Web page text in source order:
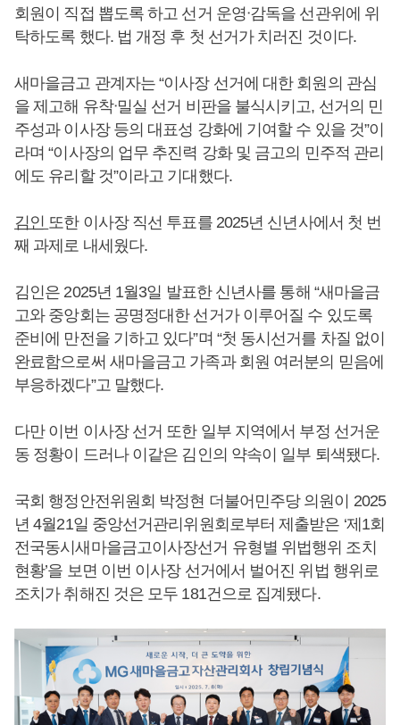
회원이 직접 뽑도록 하고 선거 운영ᐧ감독을 선관위에 위
탁하도록 했다. 법 개정 후 첫 선거가 치러진 것이다.
새마을금고 관계자는 “이사장 선거에 대한 회원의 관심
을 제고해 유착ᐧ밀실 선거 비판을 불식시키고, 선거의 민
주성과 이사장 등의 대표성 강화에 기여할 수 있을 것”이
라며 “이사장의 업무 추진력 강화 및 금고의 민주적 관리
에도 유리할 것”이라고 기대했다.
김인 또한 이사장 직선 투표를 2025년 신년사에서 첫 번
째 과제로 내세웠다.
김인은 2025년 1월3일 발표한 신년사를 통해 “새마을금
고와 중앙회는 공명정대한 선거가 이루어질 수 있도록
준비에 만전을 기하고 있다”며 “첫 동시선거를 차질 없이
완료함으로써 새마을금고 가족과 회원 여러분의 믿음에
부응하겠다”고 말했다.
다만 이번 이사장 선거 또한 일부 지역에서 부정 선거운
동 정황이 드러나 이같은 김인의 약속이 일부 퇴색됐다.
국회 행정안전위원회 박정현 더불어민주당 의원이 2025
년 4월21일 중앙선거관리위원회로부터 제출받은 ‘제1회
전국동시새마을금고이사장선거 유형별 위법행위 조치
현황’을 보면 이번 이사장 선거에서 벌어진 위법 행위로
조치가 취해진 것은 모두 181건으로 집계됐다.